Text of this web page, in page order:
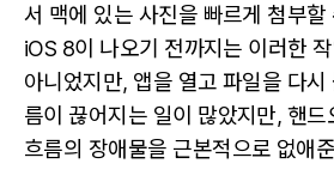
서 맥에 있는 사진을 빠르게 첨부할
iOS 8이 나오기 전까지는 이러한
아니었지만, 앱을 열고 파일을 다
름이 끊어지는 일이 많았지만, 핸드
흐름의 장애물을 근본적으로 없애